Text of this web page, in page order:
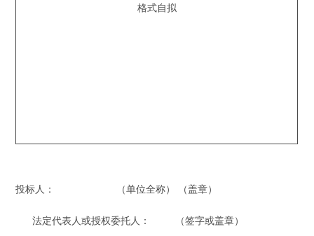
格式自拟
投标人： （单位全称） （盖章）
法定代表人或授权委托人： （签字或盖章）